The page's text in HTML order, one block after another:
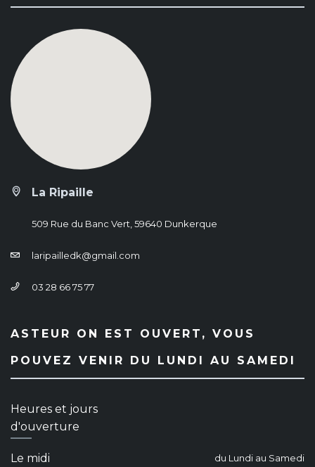
La Ripaille
509 Rue du Banc Vert, 59640 Dunkerque
laripailledk@gmail.com
03 28 66 75 77
ASTEUR ON EST OUVERT, VOUS
POUVEZ VENIR DU LUNDI AU SAMEDI
Heures et jours
d'ouverture
Le midi du Lundi au Samedi